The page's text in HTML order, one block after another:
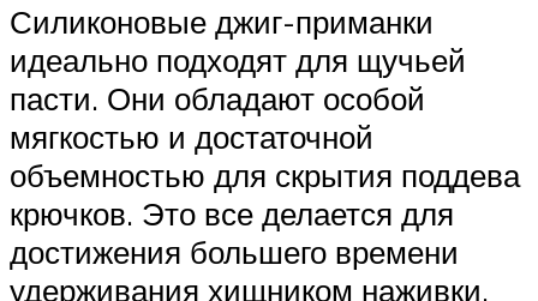
Силиконовые джиг-приманки
идеально подходят для щучьей
пасти. Они обладают особой
мягкостью и достаточной
объемностью для скрытия поддева
крючков. Это все делается для
достижения большего времени
удерживания хищником наживки,